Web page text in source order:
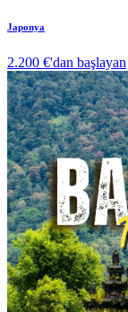
Japonya
2.200 €'dan başlayan